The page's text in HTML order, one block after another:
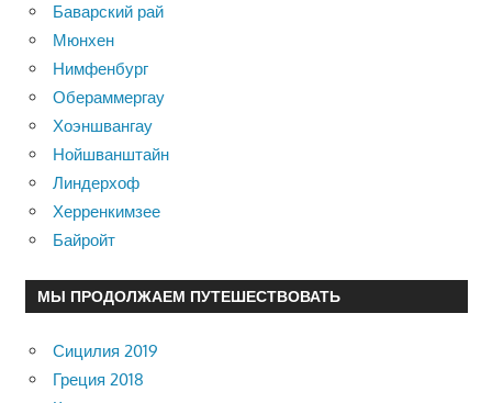
Баварский рай
Мюнхен
Нимфенбург
Обераммергау
Хоэншвангау
Нойшванштайн
Линдерхоф
Херренкимзее
Байройт
МЫ ПРОДОЛЖАЕМ ПУТЕШЕСТВОВАТЬ
Сицилия 2019
Греция 2018